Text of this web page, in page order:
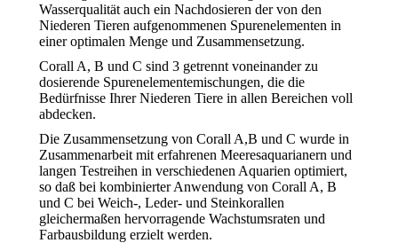
Wasserqualität auch ein Nachdosieren der von den
Niederen Tieren aufgenommenen Spurenelementen in
einer optimalen Menge und Zusammensetzung.
Corall A, B und C sind 3 getrennt voneinander zu
dosierende Spurenelementemischungen, die die
Bedürfnisse Ihrer Niederen Tiere in allen Bereichen voll
abdecken.
Die Zusammensetzung von Corall A,B und C wurde in
Zusammenarbeit mit erfahrenen Meeresaquarianern und
langen Testreihen in verschiedenen Aquarien optimiert,
so daß bei kombinierter Anwendung von Corall A, B
und C bei Weich-, Leder- und Steinkorallen
gleichermaßen hervorragende Wachstumsraten und
Farbausbildung erzielt werden.